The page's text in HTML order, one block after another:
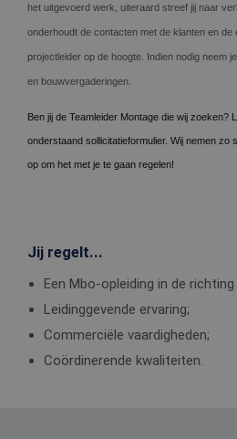
het uitgevoerd werk, uiteraard streef jij naar
onderhoudt de contacten met de klanten en de
projectleider op de hoogte. Indien nodig neem
en bouwvergaderingen.
Ben jij de Teamleider Montage die wij zoeken?
onderstaand sollicitatieformulier. Wij nemen zo
op om het met je te gaan regelen!
Jij regelt...
Een Mbo-opleiding in de
Leidinggevende ervaring;
Commerciële vaardigheden;
Coördinerende kwaliteiten.